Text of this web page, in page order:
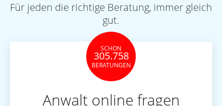
Für jeden die richtige Beratung, immer gleich
gut.
SCHON
305.758
BERATUNGEN
Anwalt online fragen